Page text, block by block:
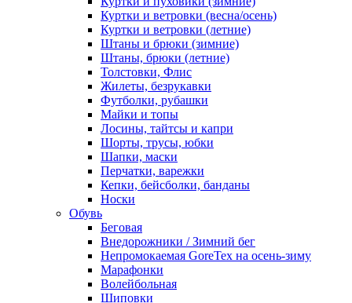
Куртки и ветровки (весна/осень)
Куртки и ветровки (летние)
Штаны и брюки (зимние)
Штаны, брюки (летние)
Толстовки, Флис
Жилеты, безрукавки
Футболки, рубашки
Майки и топы
Лосины, тайтсы и капри
Шорты, трусы, юбки
Шапки, маски
Перчатки, варежки
Кепки, бейсболки, банданы
Носки
Обувь
Беговая
Внедорожники / Зимний бег
Непромокаемая GoreTex на осень-зиму
Марафонки
Волейбольная
Шиповки